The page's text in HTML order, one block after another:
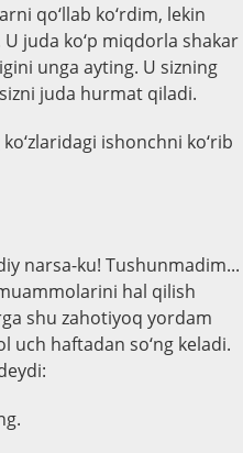
qo‘llab ko‘rdim, lekin
U juda ko‘p miqdorla shakar
unga ayting. U sizning
juda hurmat qiladi.
ishonchni ko‘rib
narsa-ku! Tushunmadim...
hal qilish
shu zahotiyoq yordam
uch haftadan so‘ng keladi.